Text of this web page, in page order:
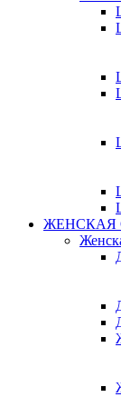
ЖЕНСКАЯ